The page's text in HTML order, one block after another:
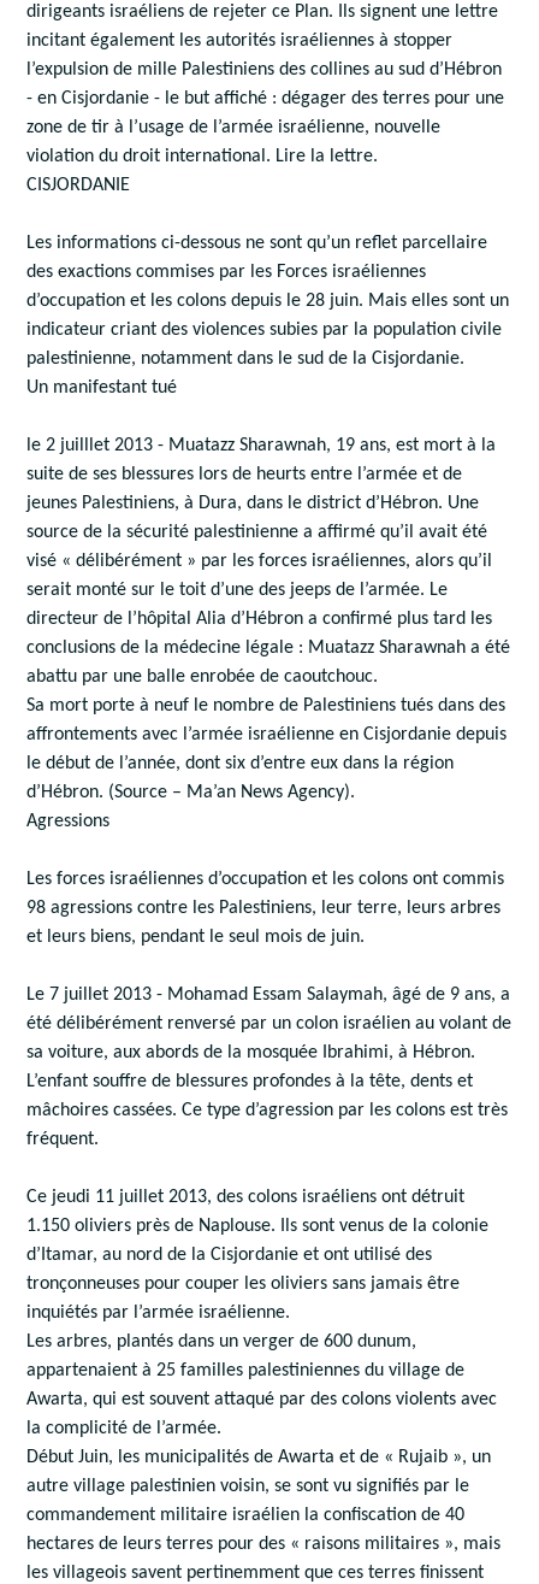
dirigeants israéliens de rejeter ce Plan. Ils signent une lettre
incitant également les autorités israéliennes à stopper
l’expulsion de mille Palestiniens des collines au sud d’Hébron
- en Cisjordanie - le but affiché : dégager des terres pour une
zone de tir à l’usage de l’armée israélienne, nouvelle
violation du droit international. Lire la lettre.
CISJORDANIE
Les informations ci-dessous ne sont qu’un reflet parcellaire
des exactions commises par les Forces israéliennes
d’occupation et les colons depuis le 28 juin. Mais elles sont un
indicateur criant des violences subies par la population civile
palestinienne, notamment dans le sud de la Cisjordanie.
Un manifestant tué
le 2 juilllet 2013 - Muatazz Sharawnah, 19 ans, est mort à la
suite de ses blessures lors de heurts entre l’armée et de
jeunes Palestiniens, à Dura, dans le district d’Hébron. Une
source de la sécurité palestinienne a affirmé qu’il avait été
visé « délibérément » par les forces israéliennes, alors qu’il
serait monté sur le toit d’une des jeeps de l’armée. Le
directeur de l’hôpital Alia d’Hébron a confirmé plus tard les
conclusions de la médecine légale : Muatazz Sharawnah a été
abattu par une balle enrobée de caoutchouc.
Sa mort porte à neuf le nombre de Palestiniens tués dans des
affrontements avec l’armée israélienne en Cisjordanie depuis
le début de l’année, dont six d’entre eux dans la région
d’Hébron. (Source – Ma’an News Agency).
Agressions
Les forces israéliennes d’occupation et les colons ont commis
98 agressions contre les Palestiniens, leur terre, leurs arbres
et leurs biens, pendant le seul mois de juin.
Le 7 juillet 2013 - Mohamad Essam Salaymah, âgé de 9 ans, a
été délibérément renversé par un colon israélien au volant de
sa voiture, aux abords de la mosquée Ibrahimi, à Hébron.
L’enfant souffre de blessures profondes à la tête, dents et
mâchoires cassées. Ce type d’agression par les colons est très
fréquent.
Ce jeudi 11 juillet 2013, des colons israéliens ont détruit
1.150 oliviers près de Naplouse. Ils sont venus de la colonie
d’Itamar, au nord de la Cisjordanie et ont utilisé des
tronçonneuses pour couper les oliviers sans jamais être
inquiétés par l’armée israélienne.
Les arbres, plantés dans un verger de 600 dunum,
appartenaient à 25 familles palestiniennes du village de
Awarta, qui est souvent attaqué par des colons violents avec
la complicité de l’armée.
Début Juin, les municipalités de Awarta et de « Rujaib », un
autre village palestinien voisin, se sont vu signifiés par le
commandement militaire israélien la confiscation de 40
hectares de leurs terres pour des « raisons militaires », mais
les villageois savent pertinemment que ces terres finissent